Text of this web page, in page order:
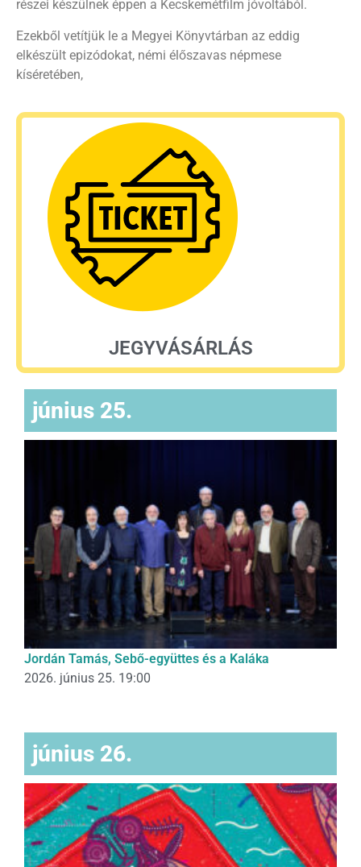
részei készülnek éppen a Kecskemétfilm jóvoltából.
Ezekből vetítjük le a Megyei Könyvtárban az eddig
elkészült epizódokat, némi élőszavas népmese
kíséretében,
JEGYVÁSÁRLÁS
június 25.
Jordán Tamás, Sebő-együttes és a Kaláka
2026. június 25. 19:00
június 26.